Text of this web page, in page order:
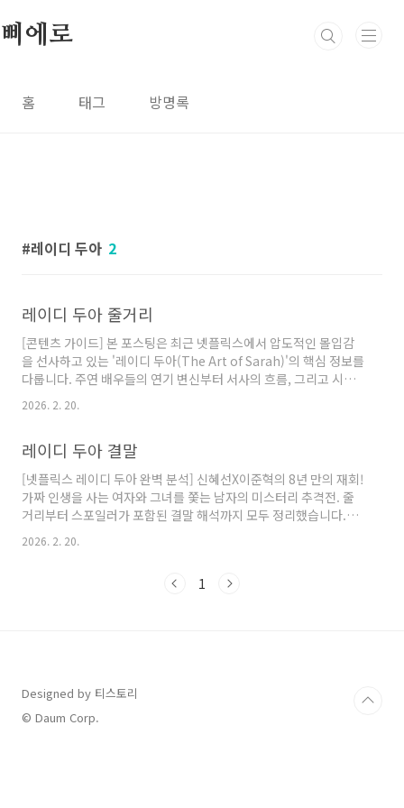
삐에로
홈 태그 방명록
레이디 두아 2
레이디 두아 줄거리
[콘텐츠 가이드] 본 포스팅은 최근 넷플릭스에서 압도적인 몰입감
을 선사하고 있는 '레이디 두아(The Art of Sarah)'의 핵심 정보를
다룹니다. 주연 배우들의 연기 변신부터 서사의 흐름, 그리고 시청
자들 사이에서 의견이 분분한 엔딩의 의미까지 심층적으로 분석하
였습니다. 텍스트 위주로 풍성하게 구성했으니 끝까지 읽어보시고
진진한 OTT 신작 소식을 들고 찾아온 **항상웃는삐에로**입니다.
😊 최근 SNS와 커뮤니티를 뜨겁게 달구고 있는 화제작이 있죠. 바
로 배우 신혜선과 이준혁의 만남으로 제작 단계부터 기대를 모았던
넷플릭스 오리지널 시리즈 ****입니다.이 작품은 단순한 추격전을
넘어, 인간의 끝없는 욕망과 그 욕망이 빚어낸 허구의..
2026. 2. 20.
레이디 두아 결말
[넷플릭스 레이디 두아 완벽 분석] 신혜선X이준혁의 8년 만의 재회!
가짜 인생을 사는 여자와 그녀를 쫓는 남자의 미스터리 추격전. 줄
거리부터 스포일러가 포함된 결말 해석까지 모두 정리했습니다.안
녕하세요! 넷플릭스 신작 사냥꾼 **항상웃는삐에로**입니다. 😊
드디어 공개된 ****, 다들 정주행 시작하셨나요? 드라마 '비밀의
이 뛰는 작품인데요.화려한 명품 비즈니스 뒤에 숨겨진 추악한 진실
2026. 2. 20.
1
Designed by 티스토리
© Daum Corp.